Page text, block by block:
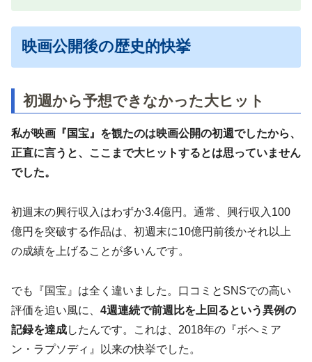
映画公開後の歴史的快挙
初週から予想できなかった大ヒット
私が映画『国宝』を観たのは映画公開の初週でしたから、
正直に言うと、
ここまで大ヒットするとは思っていません
でした。
初週末の興行収入はわずか3.4億円。通常、興行収入100
億円を突破する作品は、初週末に10億円前後かそれ以上
の成績を上げることが多いんです。
でも『国宝』は全く違いました。口コミとSNSでの高い
評価を追い風に、 4週連続で前週比を上回るという異例の
記録を達成したんです。これは、2018年の『ボヘミア
ン・ラプソディ』以来の快挙でした。